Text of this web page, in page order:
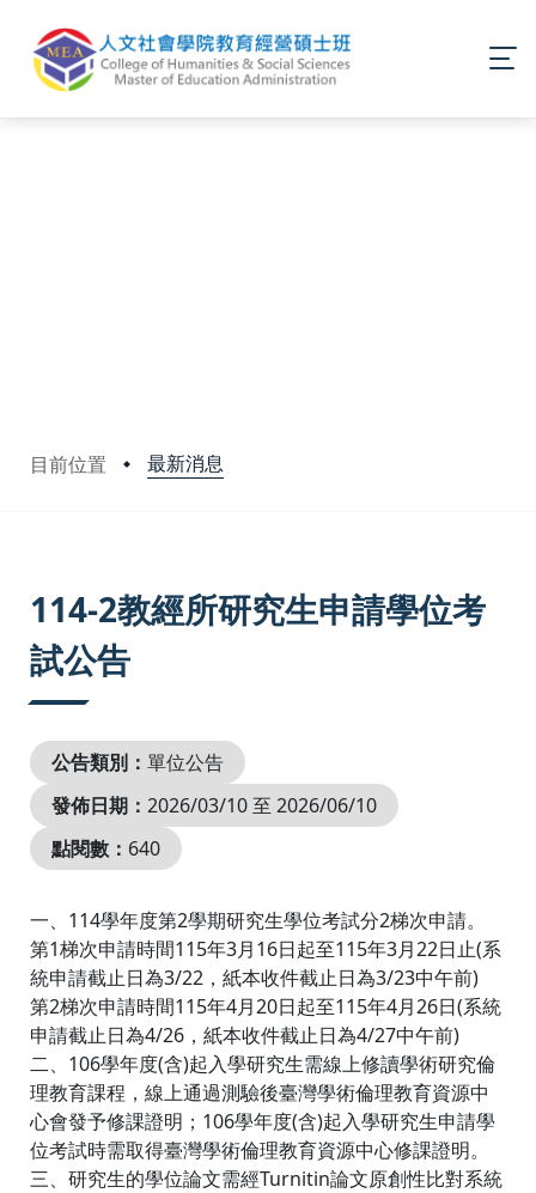
目前位置 最新消息
114-2教經所研究生申請學位考
試公告
公告類別： 單位公告
發佈日期： 2026/03/10 至 2026/06/10
點閱數： 640
一、114學年度第2學期研究生學位考試分2梯次申請。
第1梯次申請時間115年3月16日起至115年3月22日止(系
統申請截止日為3/22，紙本收件截止日為3/23中午前)
第2梯次申請時間115年4月20日起至115年4月26日(系統
申請截止日為4/26，紙本收件截止日為4/27中午前)
二、106學年度(含)起入學研究生需線上修讀學術研究倫
理教育課程，線上通過測驗後臺灣學術倫理教育資源中
心會發予修課證明；106學年度(含)起入學研究生申請學
位考試時需取得臺灣學術倫理教育資源中心修課證明。
三、研究生的學位論文需經Turnitin論文原創性比對系統